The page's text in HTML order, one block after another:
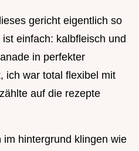
gericht eigentlich so
einfach: kalbfleisch und
in perfekter
ich war total flexibel mit
auf die rezepte
hintergrund klingen wie